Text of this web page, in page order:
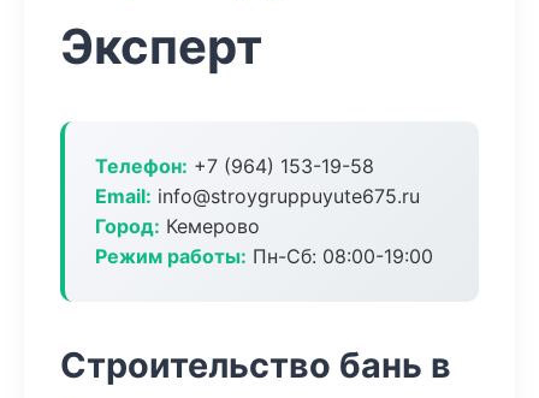
Эксперт
Телефон: +7 (964) 153-19-58
Email: info@stroygruppuyute675.ru
Город: Кемерово
Режим работы: Пн-Сб: 08:00-19:00
Строительство бань в